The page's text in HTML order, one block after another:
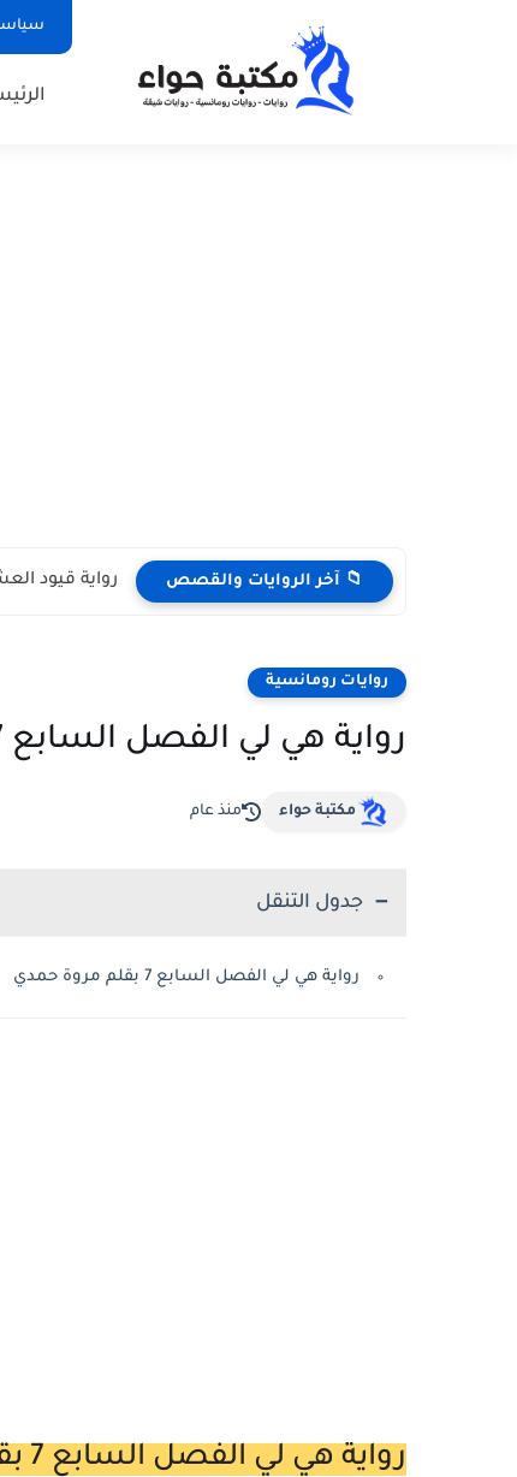
📁 آخر الروايات والقصص رواية قيود
روايات رومانسية
رواية هي لي الفصل السابع 7 بقلم مروة حمدي
مكتبة حواء منذ عام
جدول التنقل
رواية هي لي الفصل السابع 7 بقلم مروة حمدي
رواية هي لي الفصل السابع 7 بقلم مروة حمدي